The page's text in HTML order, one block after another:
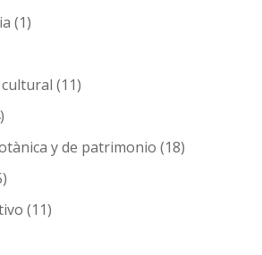
(1)
(11)
y de patrimonio (18)
(11)